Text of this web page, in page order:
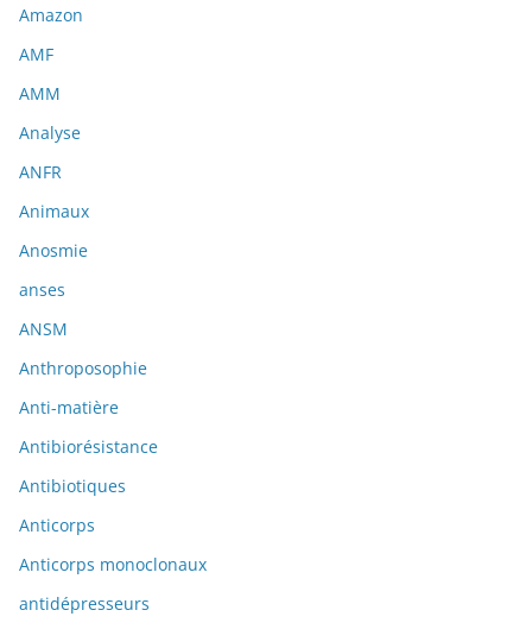
Amazon
AMF
AMM
Analyse
ANFR
Animaux
Anosmie
anses
ANSM
Anthroposophie
Anti-matière
Antibiorésistance
Antibiotiques
Anticorps
Anticorps monoclonaux
antidépresseurs